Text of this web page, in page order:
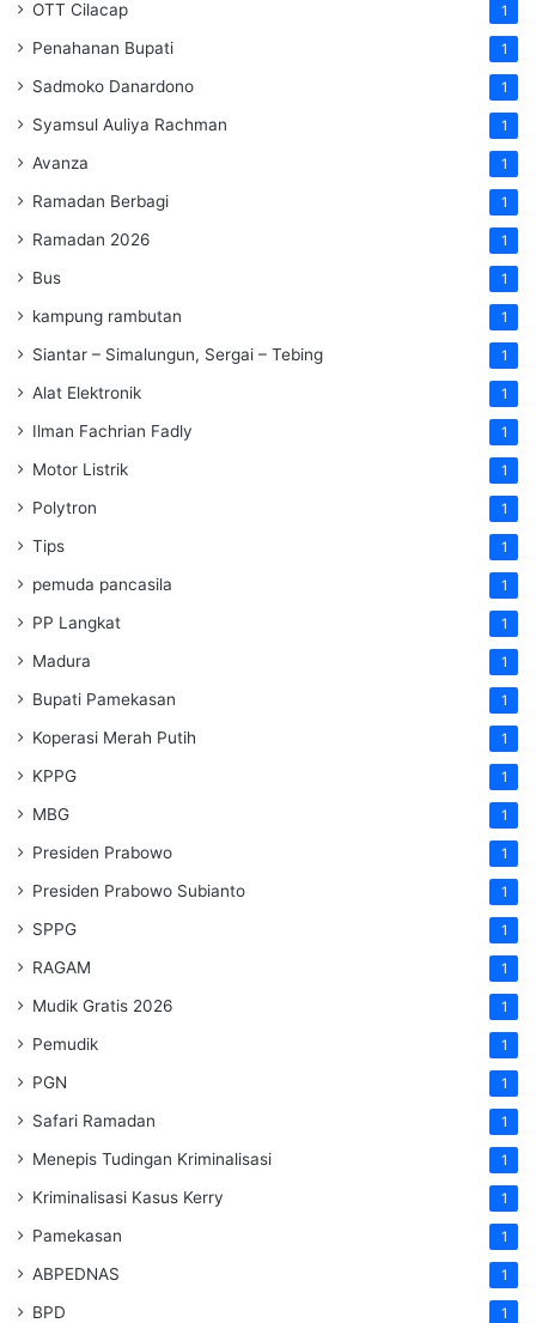
OTT Cilacap 1
Penahanan Bupati 1
Sadmoko Danardono 1
Syamsul Auliya Rachman 1
Avanza 1
Ramadan Berbagi 1
Ramadan 2026 1
Bus 1
kampung rambutan 1
Siantar – Simalungun, Sergai – Tebing 1
Alat Elektronik 1
Ilman Fachrian Fadly 1
Motor Listrik 1
Polytron 1
Tips 1
pemuda pancasila 1
PP Langkat 1
Madura 1
Bupati Pamekasan 1
Koperasi Merah Putih 1
KPPG 1
MBG 1
Presiden Prabowo 1
Presiden Prabowo Subianto 1
SPPG 1
RAGAM 1
Mudik Gratis 2026 1
Pemudik 1
PGN 1
Safari Ramadan 1
Menepis Tudingan Kriminalisasi 1
Kriminalisasi Kasus Kerry 1
Pamekasan 1
ABPEDNAS 1
BPD 1